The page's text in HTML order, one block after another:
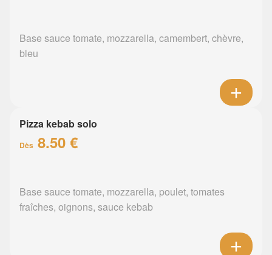
Base sauce tomate, mozzarella, camembert, chèvre,
bleu
Pizza kebab solo
Dès 8.50 €
Base sauce tomate, mozzarella, poulet, tomates
fraîches, oignons, sauce kebab